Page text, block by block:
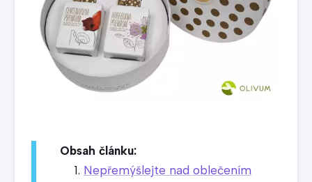
Obsah článku:
Nepřemýšlejte nad oblečením